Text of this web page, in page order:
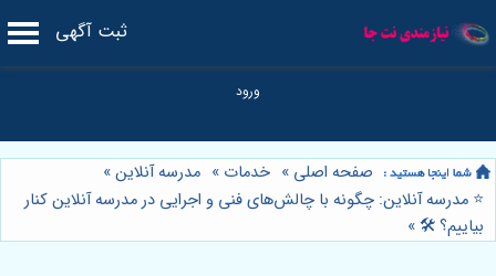
ثبت آگهی
صفحه اصلی » خدمات » مدرسه آنلاین»
⭐️ مدرسه آنلاین: چگونه با چالش‌های فنی و اجرایی در مدرسه آنلاین کنار
بیاییم؟ 🛠️»